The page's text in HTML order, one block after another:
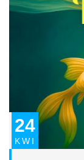
24
KWI